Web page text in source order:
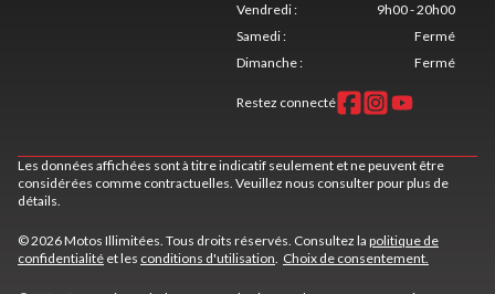
Vendredi:
9h00 - 20h00
Samedi:
Fermé
Dimanche: Fermé
Restez connecté
Les données affichées sont à titre indicatif seulement et ne peuvent être
considérées comme contractuelles. Veuillez nous consulter pour plus de
détails.
© 2026 Motos Illimitées. Tous droits réservés. Consultez la politique de
confidentialité et les conditions d'utilisation. Choix de consentement.